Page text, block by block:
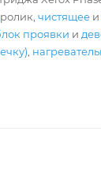
ролик,чистящее и
проявки и